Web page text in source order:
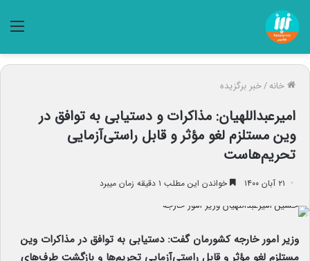
خانه/خبر برگزیده
امیرعبداللهیان: مذاکرات و دستیابی به توافق در
وین مستلزم لغو مؤثر و قابل راستی‌‌آزمایی
تحریم‌هاست
۲۱ آبان ۱۴۰۰ خواندن این مطلب ۱ دقیقه زمان میبرد
وزیر امور خارجه کشورمان گفت: دستیابی به توافق در مذاکرات وین
مستلزم لغو مؤثر و قابل‌ راستی‌آزمایی تحریم‌ها و بازگشت طرف‌های